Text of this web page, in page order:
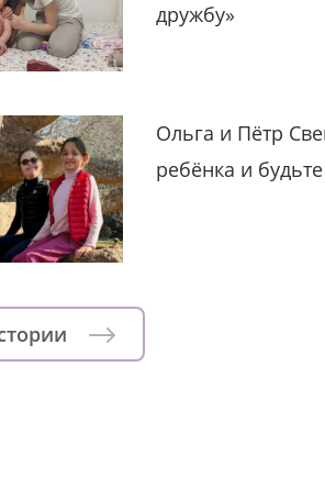
дружбу»
Ольга и Пётр
ребёнка и